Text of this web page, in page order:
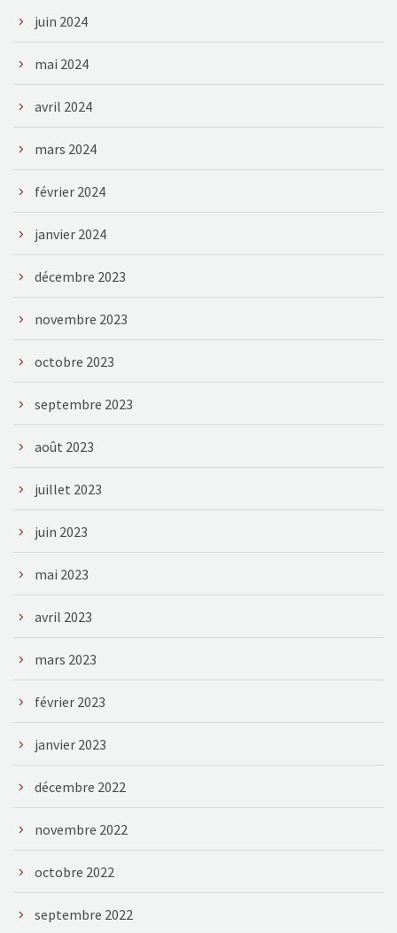
juin 2024
mai 2024
avril 2024
mars 2024
février 2024
janvier 2024
décembre 2023
novembre 2023
octobre 2023
septembre 2023
août 2023
juillet 2023
juin 2023
mai 2023
avril 2023
mars 2023
février 2023
janvier 2023
décembre 2022
novembre 2022
octobre 2022
septembre 2022